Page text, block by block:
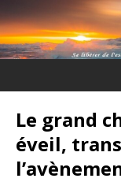
Le grand
éveil,